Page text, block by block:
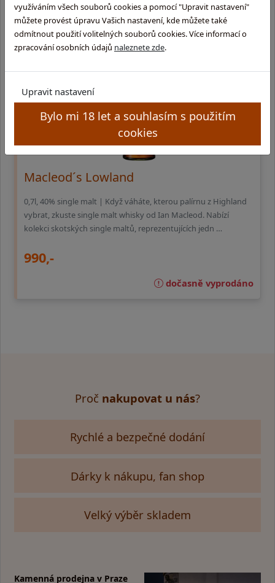
využíváním všech souborů cookies a pomocí "Upravit nastavení"
můžete provést úpravu Vašich nastavení, kde můžete také
odmítnout použití volitelných souborů cookies. Více informací o
zpracování osobních údajů naleznete zde.
Upravit nastavení
Bylo mi 18 let a souhlasím s použitím
cookies
externí sklad (3 - 10 dní)
Macleod´s Lowland
0,7l, 40% single malt | Když váháte, kterou palírnu z Highland
vybrat, zkuste single malt whisky od Ian Macleod. Nabízí
kolekci skotských single maltů, reprezentujících jedn …
990,-
dočasně vyprodáno
Proč nakupovat u nás?
Rychlé a bezpečné dodání
Dárky k nákupu, fan shop
Velký výběr skladem
Kamenná prodejna v Praze